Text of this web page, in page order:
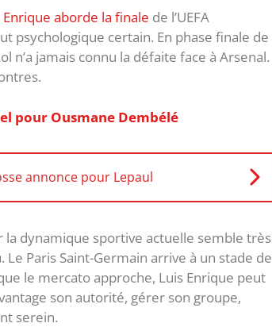
Enrique aborde la finale de l’UEFA
psychologique certain. En phase finale de
n’a jamais connu la défaite face à Arsenal.
pour Ousmane Dembélé
annonce pour Lepaul
la dynamique sportive actuelle semble très
Paris Saint-Germain arrive à un stade de
le mercato approche, Luis Enrique peut
son autorité, gérer son groupe,
serein.